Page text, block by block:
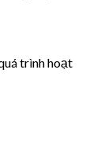
trình hoạt